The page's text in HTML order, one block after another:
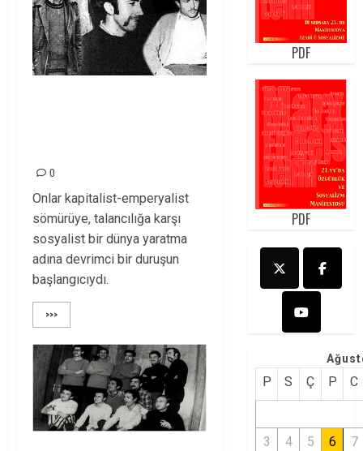
0
Onlar kapitalist-emperyalist
sömürüye, talancılığa karşı
sosyalist bir dünya yaratma
adına devrimci bir duruşun
başlangıcıydı.
>>>
PDF
PDF
P S Ç P C
3 4 5 6
7